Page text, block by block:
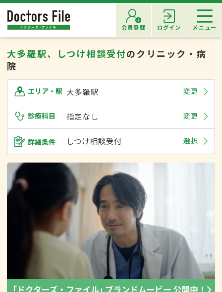
会員登録 ログイン メニュー
大多羅駅、しつけ相談受付のクリニック・病
院
エリア・駅 大多羅駅 変更
診療科目 指定なし 変更
詳細条件 しつけ相談受付 選択